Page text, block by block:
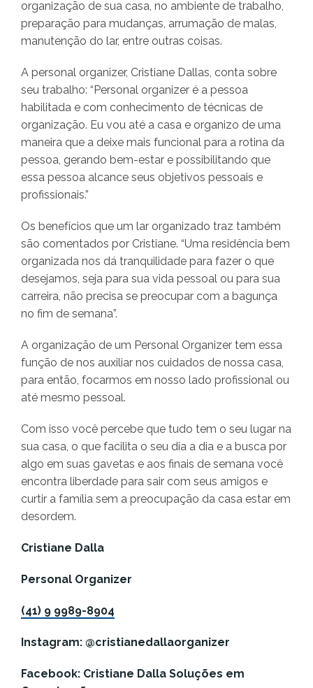
organização de sua casa, no ambiente de trabalho,
preparação para mudanças, arrumação de malas,
manutenção do lar, entre outras coisas.
A personal organizer, Cristiane Dallas, conta sobre
seu trabalho: “Personal organizer é a pessoa
habilitada e com conhecimento de técnicas de
organização. Eu vou até a casa e organizo de uma
maneira que a deixe mais funcional para a rotina da
pessoa, gerando bem-estar e possibilitando que
essa pessoa alcance seus objetivos pessoais e
profissionais.”
Os benefícios que um lar organizado traz também
são comentados por Cristiane. “Uma residência bem
organizada nos dá tranquilidade para fazer o que
desejamos, seja para sua vida pessoal ou para sua
carreira, não precisa se preocupar com a bagunça
no fim de semana”.
A organização de um Personal Organizer tem essa
função de nos auxiliar nos cuidados de nossa casa,
para então, focarmos em nosso lado profissional ou
até mesmo pessoal.
Com isso você percebe que tudo tem o seu lugar na
sua casa, o que facilita o seu dia a dia e a busca por
algo em suas gavetas e aos finais de semana você
encontra liberdade para sair com seus amigos e
curtir a família sem a preocupação da casa estar em
desordem.
Cristiane Dalla
Personal Organizer
(41) 9 9989-8904
Instagram: @cristianedallaorganizer
Facebook: Cristiane Dalla Soluções em